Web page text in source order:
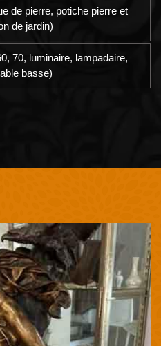
de pierre, potiche pierre et
de jardin)
70, luminaire, lampadaire,
basse)